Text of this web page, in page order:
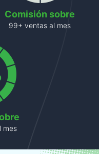
Comisión sobre
99+ ventas al mes
mes